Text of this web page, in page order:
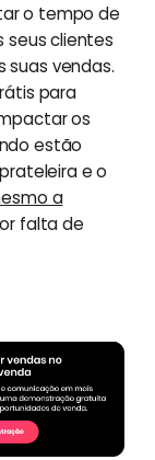
o tempo de
seus clientes
vendas.
para
os
estão
e o
a
falta de